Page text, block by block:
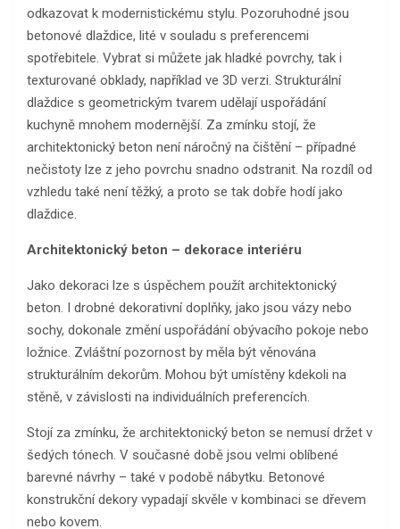
odkazovat k modernistickému stylu. Pozoruhodné jsou
betonové dlaždice, lité v souladu s preferencemi
spotřebitele. Vybrat si můžete jak hladké povrchy, tak i
texturované obklady, například ve 3D verzi. Strukturální
dlaždice s geometrickým tvarem udělají uspořádání
kuchyně mnohem modernější. Za zmínku stojí, že
architektonický beton není náročný na čištění – případné
nečistoty lze z jeho povrchu snadno odstranit. Na rozdíl od
vzhledu také není těžký, a proto se tak dobře hodí jako
dlaždice.
Architektonický beton – dekorace interiéru
Jako dekoraci lze s úspěchem použít architektonický
beton. I drobné dekorativní doplňky, jako jsou vázy nebo
sochy, dokonale změní uspořádání obývacího pokoje nebo
ložnice. Zvláštní pozornost by měla být věnována
strukturálním dekorům. Mohou být umístěny kdekoli na
stěně, v závislosti na individuálních preferencích.
Stojí za zmínku, že architektonický beton se nemusí držet v
šedých tónech. V současné době jsou velmi oblíbené
barevné návrhy – také v podobě nábytku. Betonové
konstrukční dekory vypadají skvěle v kombinaci se dřevem
nebo kovem.